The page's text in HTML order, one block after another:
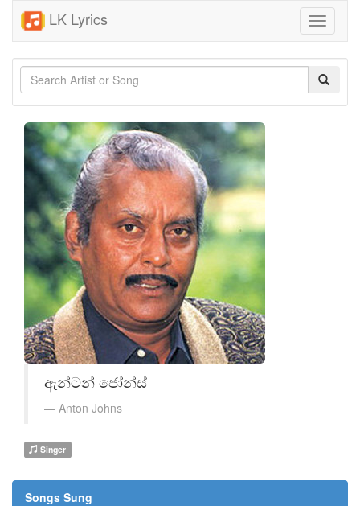
LK Lyrics
Toggle
ඇන්ටන් ජෝන්ස්
Anton Johns
Singer
Songs Sung